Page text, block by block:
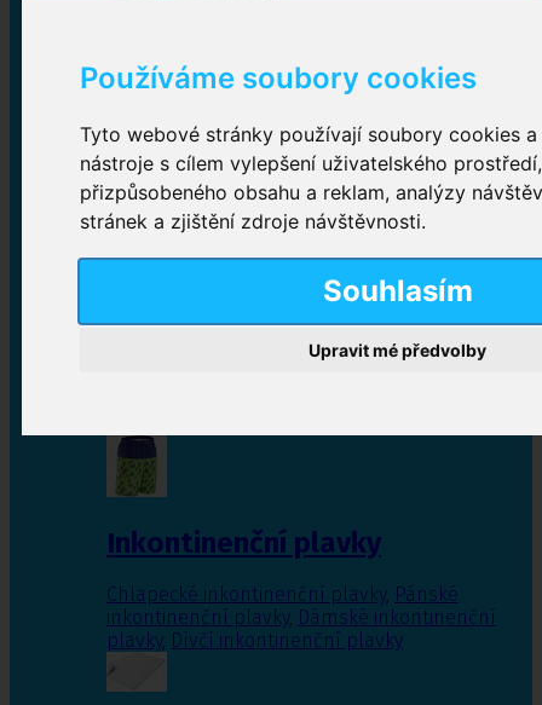
Používáme soubory cookies
Tyto webové stránky používají soubory cookies
nástroje s cílem vylepšení uživatelského
přizpůsobeného obsahu a reklam, analýzy
stránek a zjištění zdroje návštěvnosti.
Souhlasím
Upravit mé předvolby
Inkontinenční kalhotky
Plenkové kalhotky navlékací,Plenkové kalhotky
zalepovací,Inkontinenční kalhotky dámské
Inkontinenční vložky
Inkontinenční plavky
Chlapecké inkontinenční plavky, Pánské
inkontinenční plavky, Dámské inkontinenční
plavky, Dívčí inkontinenční plavky